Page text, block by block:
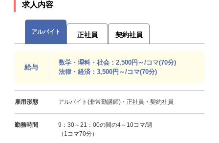
求人内容
アルバイト 正社員 契約社員
給与
数学・理科・社会：2,500円～/コマ(70分)
法律・経済：3,500円～/コマ(70分)
雇用形態 アルバイト(非常勤講師)・正社員・契約社員
勤務時間
9：30～21：00の間の4～10コマ/週
（1コマ70分）